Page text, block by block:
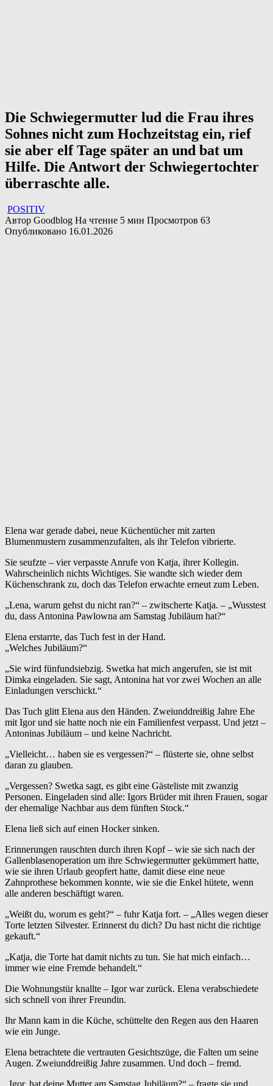
Die Schwiegermutter lud die Frau ihres
Sohnes nicht zum Hochzeitstag ein, rief
sie aber elf Tage später an und bat um
Hilfe. Die Antwort der Schwiegertochter
überraschte alle.
POSITIV
Автор Goodblog На чтение 5 мин Просмотров 63
Опубликовано 16.01.2026
Elena war gerade dabei, neue Küchentücher mit zarten
Blumenmustern zusammenzufalten, als ihr Telefon vibrierte.
Sie seufzte – vier verpasste Anrufe von Katja, ihrer Kollegin.
Wahrscheinlich nichts Wichtiges. Sie wandte sich wieder dem
Küchenschrank zu, doch das Telefon erwachte erneut zum Leben.
„Lena, warum gehst du nicht ran?“ – zwitscherte Katja. – „Wusstest
du, dass Antonina Pawlowna am Samstag Jubiläum hat?“
Elena erstarrte, das Tuch fest in der Hand.
„Welches Jubiläum?“
„Sie wird fünfundsiebzig. Swetka hat mich angerufen, sie ist mit
Dimka eingeladen. Sie sagt, Antonina hat vor zwei Wochen an alle
Einladungen verschickt.“
Das Tuch glitt Elena aus den Händen. Zweiunddreißig Jahre Ehe
mit Igor und sie hatte noch nie ein Familienfest verpasst. Und jetzt –
Antoninas Jubiläum – und keine Nachricht.
„Vielleicht… haben sie es vergessen?“ – flüsterte sie, ohne selbst
daran zu glauben.
„Vergessen? Swetka sagt, es gibt eine Gästeliste mit zwanzig
Personen. Eingeladen sind alle: Igors Brüder mit ihren Frauen, sogar
der ehemalige Nachbar aus dem fünften Stock.“
Elena ließ sich auf einen Hocker sinken.
Erinnerungen rauschten durch ihren Kopf – wie sie sich nach der
Gallenblasenoperation um ihre Schwiegermutter gekümmert hatte,
wie sie ihren Urlaub geopfert hatte, damit diese eine neue
Zahnprothese bekommen konnte, wie sie die Enkel hütete, wenn
alle anderen beschäftigt waren.
„Weißt du, worum es geht?“ – fuhr Katja fort. – „Alles wegen dieser
Torte letzten Silvester. Erinnerst du dich? Du hast nicht die richtige
gekauft.“
„Katja, die Torte hat damit nichts zu tun. Sie hat mich einfach…
immer wie eine Fremde behandelt.“
Die Wohnungstür knallte – Igor war zurück. Elena verabschiedete
sich schnell von ihrer Freundin.
Ihr Mann kam in die Küche, schüttelte den Regen aus den Haaren
wie ein Junge.
Elena betrachtete die vertrauten Gesichtszüge, die Falten um seine
Augen. Zweiunddreißig Jahre zusammen. Und doch – fremd.